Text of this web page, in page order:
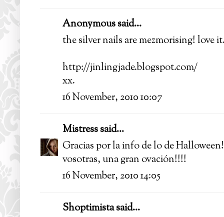
Anonymous said...
the silver nails are mezmorising! love
http://jinlingjade.blogspot.com/
xx.
16 November, 2010 10:07
Mistresssaid...
Gracias por la info de lo de
vosotras, una gran ovación!!!!
16 November, 2010 14:05
Shoptimistasaid...